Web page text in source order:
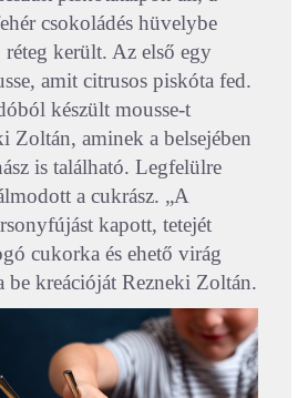
csokoládés hüvelybe
került. Az első egy
amit citrusos piskóta fed.
készült mousse-t
Zoltán, aminek a belsejében
is található. Legfelülre
a cukrász. „A
kapott, tetejét
cukorka és ehető virág
be kreációját Rezneki Zoltán.